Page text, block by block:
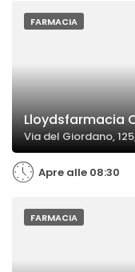
FARMACIA
Lloydsfarmacia
Via del Giordano,
Apre alle 08:30
FARMACIA